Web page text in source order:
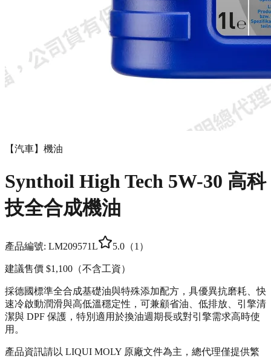
【汽車】機油
Synthoil High Tech 5W-30 高科
技全合成機油
產品編號: LM209571L 5.0 （1 ）
建議售價 $1,100 （不含工資）
採德國標準全合成基礎油與特殊添加配方，具優異抗磨耗、快
速冷啟動潤滑與高低溫穩定性，可兼顧省油、低排放、引擎清
潔與 DPF 保護，特別適用於換油週期長或對引擎需求高時使
用。
產品資訊請以 LIQUI MOLY 原廠文件為主，總代理僅提供繁